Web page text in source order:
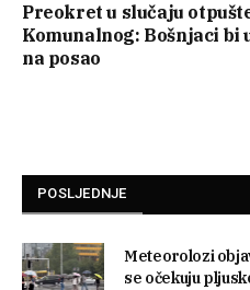
Preokret u slučaju
Komunalnog: Bošnjaci
na posao
POSLJEDNJE
Meteorolozi
se očekuju